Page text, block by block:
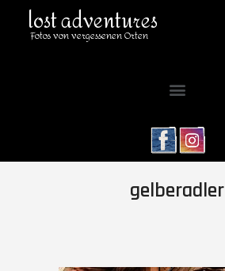
lost adventures
Fotos von vergessenen Orten
gelberadler